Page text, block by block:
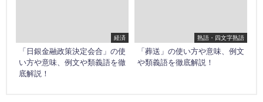
経済
「日銀金融政策決定会合」の使
い方や意味、例文や類義語を徹
底解説！
熟語・四文字熟語
「葬送」の使い方や意味、例文
や類義語を徹底解説！